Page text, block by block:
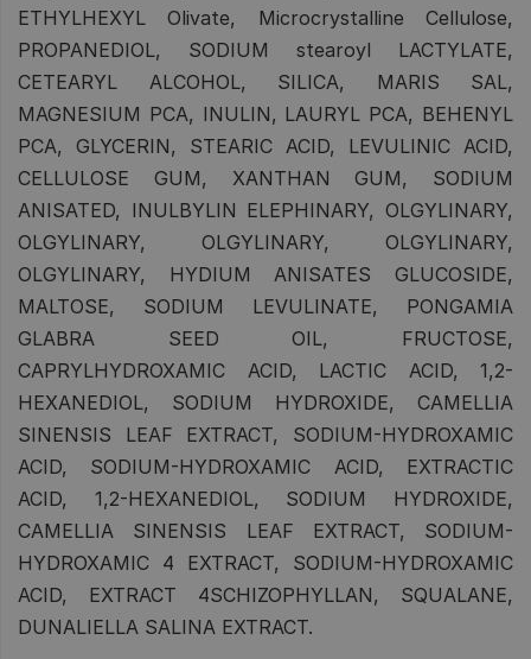
ETHYLHEXYL Olivate, Microcrystalline Cellulose,
PROPANEDIOL, SODIUM stearoyl LACTYLATE,
CETEARYL ALCOHOL, SILICA, MARIS SAL,
MAGNESIUM PCA, INULIN, LAURYL PCA, BEHENYL
PCA, GLYCERIN, STEARIC ACID, LEVULINIC ACID,
CELLULOSE GUM, XANTHAN GUM, SODIUM
ANISATED, INULBYLIN ELEPHINARY, OLGYLINARY,
OLGYLINARY, OLGYLINARY, OLGYLINARY,
OLGYLINARY, HYDIUM ANISATES GLUCOSIDE,
MALTOSE, SODIUM LEVULINATE, PONGAMIA
GLABRA SEED OIL, FRUCTOSE,
CAPRYLHYDROXAMIC ACID, LACTIC ACID, 1,2-
HEXANEDIOL, SODIUM HYDROXIDE, CAMELLIA
SINENSIS LEAF EXTRACT, SODIUM-HYDROXAMIC
ACID, SODIUM-HYDROXAMIC ACID, EXTRACTIC
ACID, 1,2-HEXANEDIOL, SODIUM HYDROXIDE,
CAMELLIA SINENSIS LEAF EXTRACT, SODIUM-
HYDROXAMIC 4 EXTRACT, SODIUM-HYDROXAMIC
ACID, EXTRACT 4SCHIZOPHYLLAN, SQUALANE,
DUNALIELLA SALINA EXTRACT.